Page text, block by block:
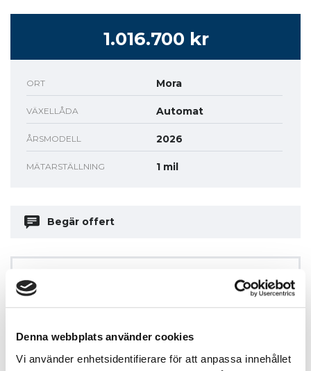
Denna webbplats använder cookies
Vi använder enhetsidentifierare för att anpassa innehållet
1.016.700 kr
ORT Mora
VÄXELLÅDA Automat
ÅRSMODELL 2026
MÄTARSTÄLLNING 1 mil
Begär offert